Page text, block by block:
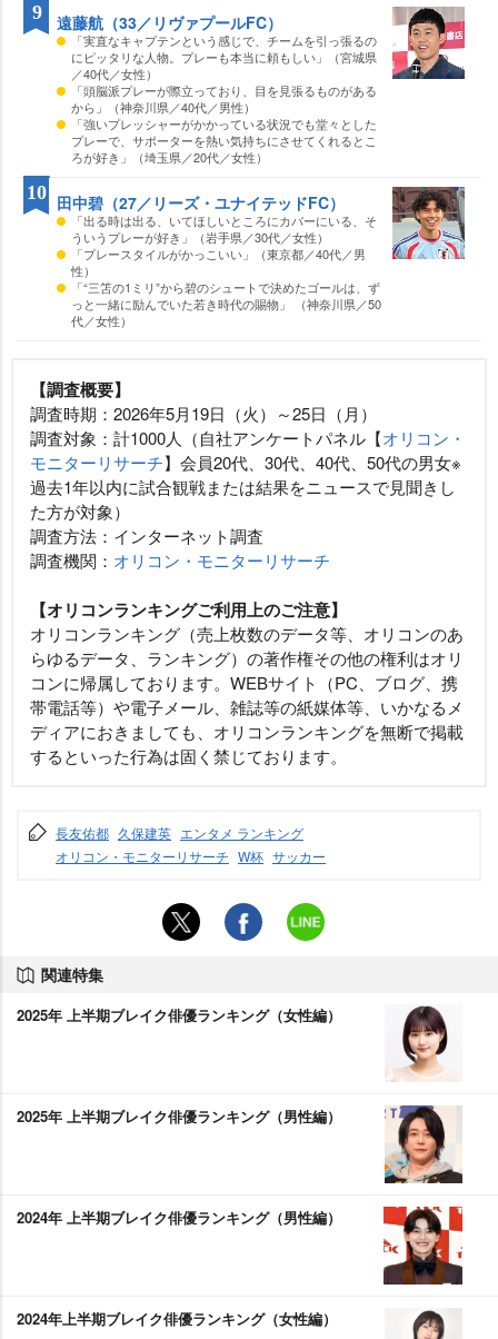
遠藤航（33／リヴァプールFC）
「実直なキャプテンという感じで、チームを引っ張るの
にピッタリな人物。プレーも本当に頼もしい」（宮城県
／40代／女性）
「頭脳派プレーが際立っており、目を見張るものがある
から」（神奈川県／40代／男性）
「強いプレッシャーがかかっている状況でも堂々とした
プレーで、サポーターを熱い気持ちにさせてくれるとこ
ろが好き」（埼玉県／20代／女性）
9
田中碧（27／リーズ・ユナイテッドFC）
「出る時は出る、いてほしいところにカバーにいる、そ
ういうプレーが好き」（岩手県／30代／女性）
「プレースタイルがかっこいい」（東京都／40代／男
性）
「“三笘の1ミリ”から碧のシュートで決めたゴールは、ず
っと一緒に励んでいた若き時代の賜物」 （神奈川県／50
代／女性）
10
【調査概要】
調査時期：2026年5月19日（火）～25日（月）
調査対象：計1000人（自社アンケートパネル【オリコン・
モニターリサーチ】会員20代、30代、40代、50代の男女※
過去1年以内に試合観戦または結果をニュースで見聞きし
た方が対象）
調査方法：インターネット調査
調査機関： オリコン・モニターリサーチ
【オリコンランキングご利用上のご注意】
オリコンランキング（売上枚数のデータ等、オリコンのあ
らゆるデータ、ランキング）の著作権その他の権利はオリ
コンに帰属しております。WEBサイト（PC、ブログ、携
帯電話等）や電子メール、雑誌等の紙媒体等、いかなるメ
ディアにおきましても、オリコンランキングを無断で掲載
するといった行為は固く禁じております。
長友佑都 久保建英 エンタメ ランキング
オリコン・モニターリサーチ W杯 サッカー
関連特集
2025年 上半期ブレイク俳優ランキング（女性編）
2025年 上半期ブレイク俳優ランキング（男性編）
2024年 上半期ブレイク俳優ランキング（男性編）
2024年上半期ブレイク俳優ランキング（女性編）